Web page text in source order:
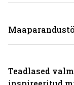
Teadlased